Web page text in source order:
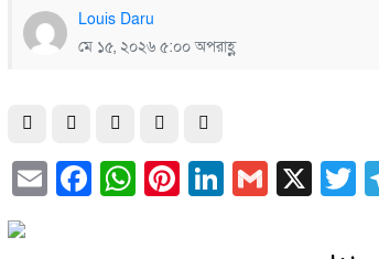
Louis Daru
মে ১৫, ২০২৬ ৫:০০ অপরাহ্ণ
EmailFacebook
WhatsApp
Pinterest
LinkedIn
Gmail
X